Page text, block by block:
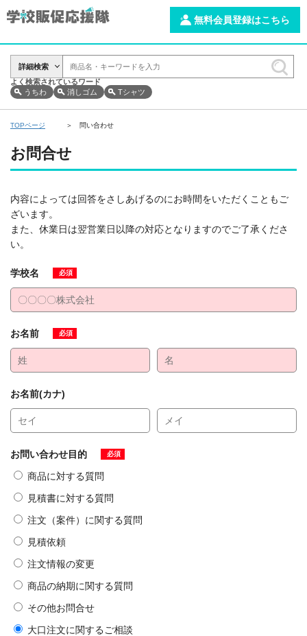
無料会員登録はこちら
詳細検索
よく検索されているワード
うちわ
消しゴム Tシャツ
TOPページ 問い合わせ
お問合せ
内容によっては回答をさしあげるのにお時間をいただくこともご
ざいます。
また、休業日は翌営業日以降の対応となりますのでご了承くださ
い。
学校名 必須
お名前 必須
お名前(カナ)
お問い合わせ目的 必須
商品に対する質問
見積書に対する質問
注文（案件）に関する質問
見積依頼
注文情報の変更
商品の納期に関する質問
その他お問合せ
大口注文に関するご相談